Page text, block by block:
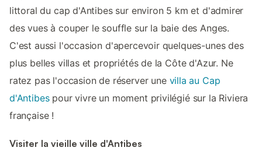
littoral du cap d'Antibes sur environ 5 km et d'admirer
des vues à couper le souffle sur la baie des Anges.
C'est aussi l'occasion d'apercevoir quelques-unes des
plus belles villas et propriétés de la Côte d'Azur. Ne
ratez pas l'occasion de réserver une villa au Cap
d'Antibespour vivre un moment privilégié sur la Riviera
française !
Visiter la vieille ville d'Antibes